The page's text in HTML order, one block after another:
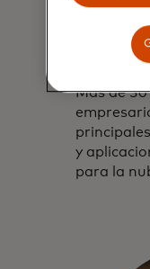
Más de
y
para la